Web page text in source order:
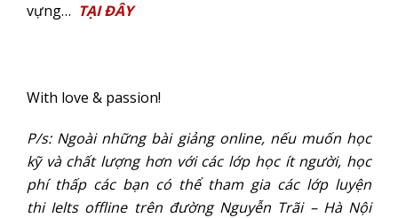
vựng… TẠI ĐÂY
With love & passion!
P/s: Ngoài những bài giảng online, nếu muốn học
kỹ và chất lượng hơn với các lớp học ít người, học
phí thấp các bạn có thể tham gia các lớp luyện
thi Ielts offline trên đường Nguyễn Trãi – Hà Nội